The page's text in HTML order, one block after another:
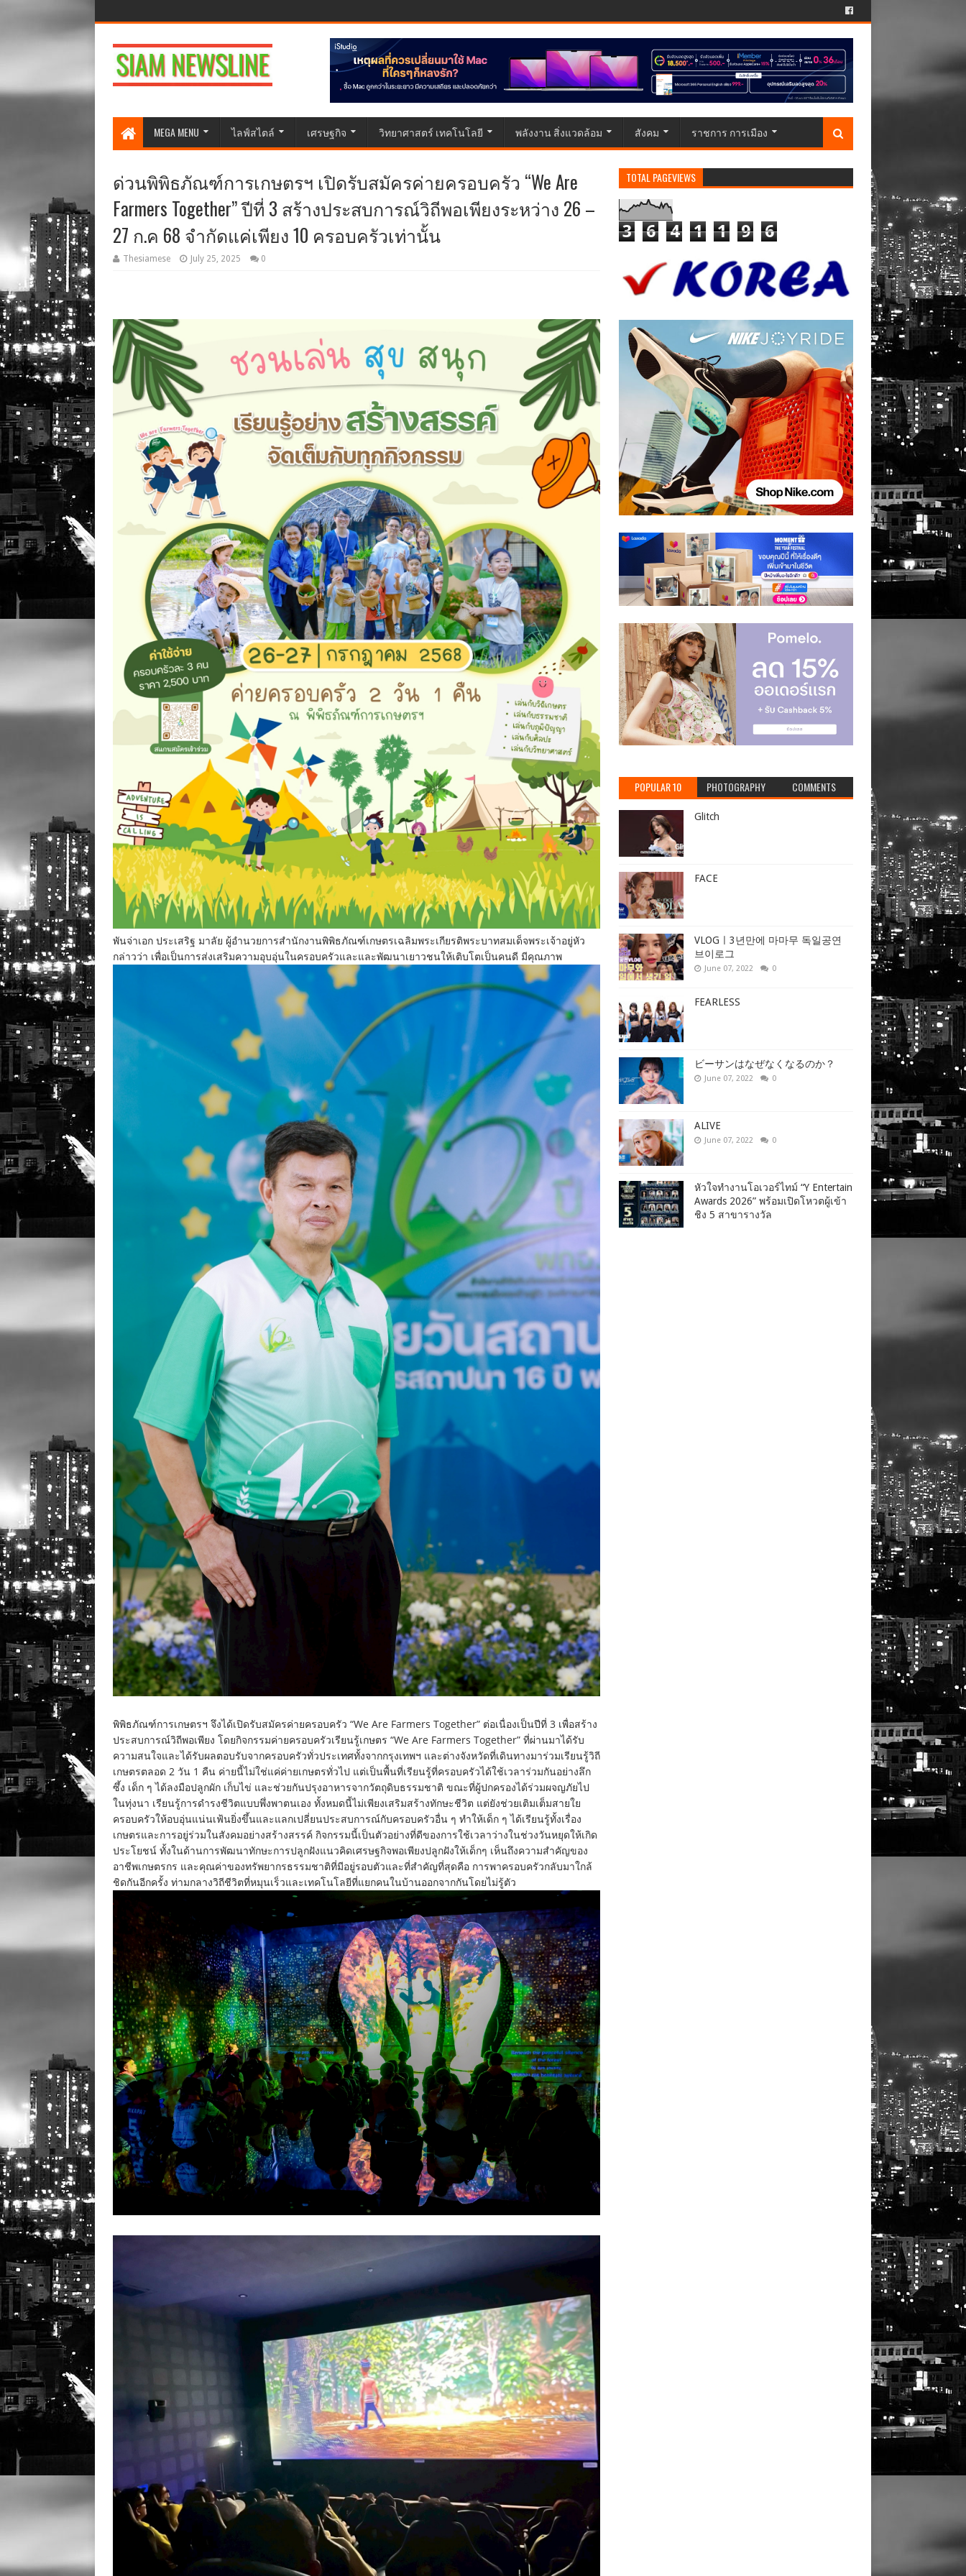
MEGA MENU ไลฟ์สไตล์ เศรษฐกิจ วิทยาศาสตร์ เทคโนโลยี พลังงาน สิ่งแวดล้อม สังคม ราชการ การเมือง
ด่วนพิพิธภัณฑ์การเกษตรฯ เปิดรับสมัครค่ายครอบครัว “We Are
Farmers Together” ปีที่ 3 สร้างประสบการณ์วิถีพอเพียงระหว่าง 26 –
27 ก.ค 68 จำกัดแค่เพียง 10 ครอบครัวเท่านั้น
Thesiamese July 25, 2025 0
พันจ่าเอก ประเสริฐ มาลัย ผู้อำนวยการสำนักงานพิพิธภัณฑ์เกษตรเฉลิมพระเกียรติพระบาทสมเด็จพระเจ้าอยู่หัว
กล่าวว่า เพื่อเป็นการส่งเสริมความอุบอุ่นในครอบครัวและและพัฒนาเยาวชนให้เติบโตเป็นคนดี มีคุณภาพ
พิพิธภัณฑ์การเกษตรฯ จึงได้เปิดรับสมัครค่ายครอบครัว “We Are Farmers Together” ต่อเนื่องเป็นปีที่ 3 เพื่อสร้าง
ประสบการณ์วิถีพอเพียง โดยกิจกรรมค่ายครอบครัวเรียนรู้เกษตร “We Are Farmers Together” ที่ผ่านมาได้รับ
ความสนใจและได้รับผลตอบรับจากครอบครัวทั่วประเทศทั้งจากกรุงเทพฯ และต่างจังหวัดที่เดินทางมาร่วมเรียนรู้วิถี
เกษตรตลอด 2 วัน 1 คืน ค่ายนี้ไม่ใช่แค่ค่ายเกษตรทั่วไป แต่เป็นพื้นที่เรียนรู้ที่ครอบครัวได้ใช้เวลาร่วมกันอย่างลึก
ซึ้ง เด็ก ๆ ได้ลงมือปลูกผัก เก็บไข่ และช่วยกันปรุงอาหารจากวัตถุดิบธรรมชาติ ขณะที่ผู้ปกครองได้ร่วมผจญภัยไป
ในทุ่งนา เรียนรู้การดำรงชีวิตแบบพึ่งพาตนเอง ทั้งหมดนี้ไม่เพียงเสริมสร้างทักษะชีวิต แต่ยังช่วยเติมเต็มสายใย
ครอบครัวให้อบอุ่นแน่นเฟ้นยิ่งขึ้นและแลกเปลี่ยนประสบการณ์กับครอบครัวอื่น ๆ ทำให้เด็ก ๆ ได้เรียนรู้ทั้งเรื่อง
เกษตรและการอยู่ร่วมในสังคมอย่างสร้างสรรค์ กิจกรรมนี้เป็นตัวอย่างที่ดีของการใช้เวลาว่างในช่วงวันหยุดให้เกิด
ประโยชน์ ทั้งในด้านการพัฒนาทักษะการปลูกฝังแนวคิดเศรษฐกิจพอเพียงปลูกฝังให้เด็กๆ เห็นถึงความสำคัญของ
อาชีพเกษตรกร และคุณค่าของทรัพยากรธรรมชาติที่มีอยู่รอบตัวและที่สำคัญที่สุดคือ การพาครอบครัวกลับมาใกล้
ชิดกันอีกครั้ง ท่ามกลางวิถีชีวิตที่หมุนเร็วและเทคโนโลยีที่แยกคนในบ้านออกจากกันโดยไม่รู้ตัว
TOTAL PAGEVIEWS
3 6 4 1 1 9 6
POPULAR 10 PHOTOGRAPHY COMMENTS
Glitch
FACE
VLOGㅣ3년만에 마마무 독일공연
브이로그
June 07, 2022 0
FEARLESS
ビーサンはなぜなくなるのか？
June 07, 2022 0
ALIVE
June 07, 2022 0
หัวใจทำงานโอเวอร์ไทม์ “Y Entertain
Awards 2026” พร้อมเปิดโหวตผู้เข้า
ชิง 5 สาขารางวัล